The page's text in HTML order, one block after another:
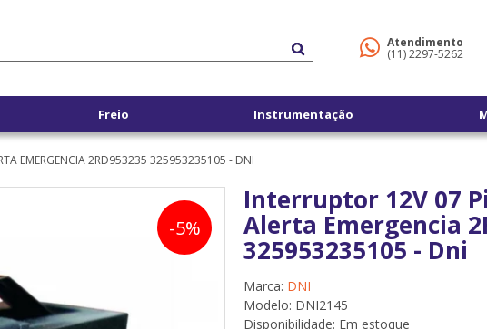
Atendimento
(11) 2297-5262
Freio Instrumentação
EMERGENCIA 2RD953235 325953235105 - DNI
-5%
Interruptor 12V 07
Alerta Emergencia
325953235105 - Dni
Marca: DNI
Modelo: DNI2145
Disponibilidade: Em estoque